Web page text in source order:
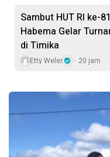
Sambut HUT RI ke-
Habema Gelar
di Timika
Etty Weler 20 jam